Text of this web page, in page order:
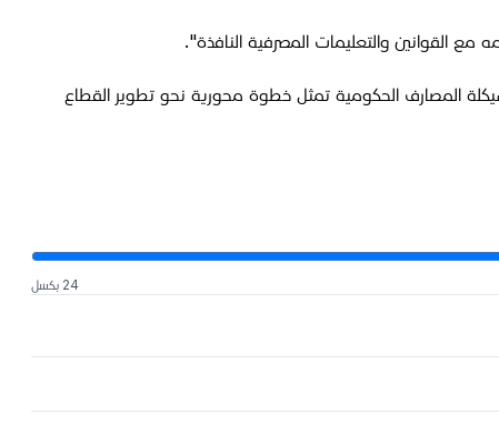
مع القوانين والتعليمات المصرفية النافذة".
المصارف الحكومية تمثل خطوة محورية نحو تطوير القطاع
24 بكسل